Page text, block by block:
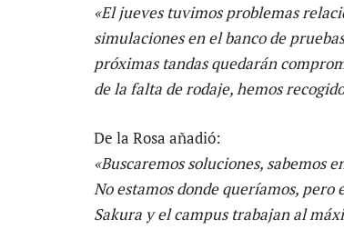
«El jueves tuvimos problemas
simulaciones en el banco de
próximas tandas quedarán
de la falta de rodaje, hemos
De la Rosa añadió:
«Buscaremos soluciones, sabemos
No estamos donde queríamos,
Sakura y el campus trabajan al